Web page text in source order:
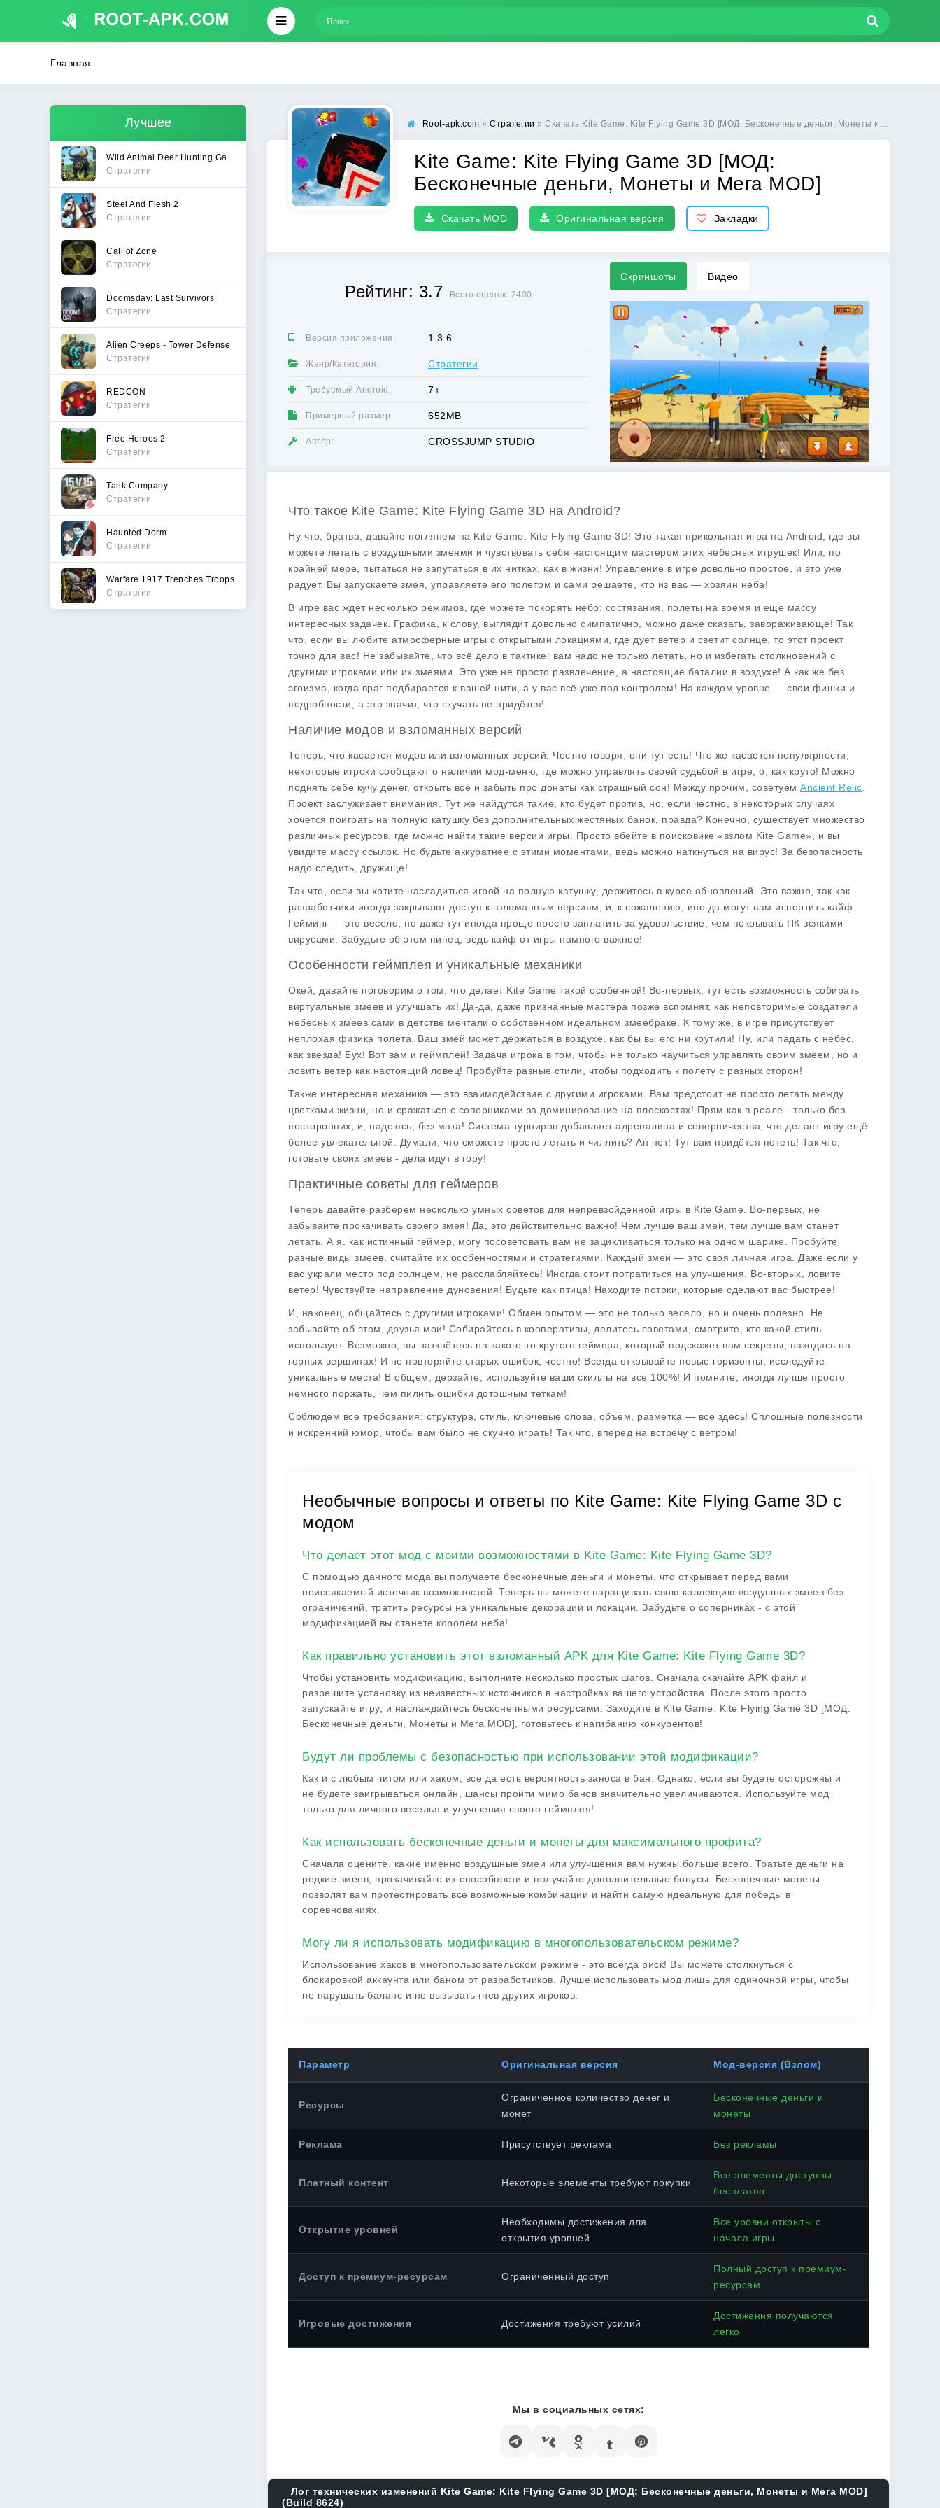
Главная
Лучшее
Стратегии
Steel And Flesh 2
Стратегии
Call of Zone
Стратегии
Doomsday: Last Survivors
Стратегии
Alien Creeps - Tower Defense
Стратегии
REDCON
Стратегии
Free Heroes 2
Стратегии
Tank Company
Стратегии
Haunted Dorm
Стратегии
Warfare 1917 Trenches Troops
Стратегии
Root-apk.com » Стратегии » Скачать Kite Game: Kite Flying Game 3D [МОД: Бесконечные деньги, Монеты и Мега MOD] | Взлом Kite Game: Kite Flying Game 3D на Андроид
Kite Game: Kite Flying Game 3D [МОД:
Бесконечные деньги, Монеты и Мега MOD]
Скачать MOD Оригинальная версия Закладки
Рейтинг: 3.7 Всего оценок: 2400
Версия приложения: 1.3.6
Жанр/Категория: Стратегии
Требуемый Android: 7+
Примерный размер: 652MB
Автор: CROSSJUMP STUDIO
Скриншоты Видео
Что такое Kite Game: Kite Flying Game 3D на Android?
Ну что, братва, давайте поглянем на Kite Game: Kite Flying Game 3D! Это такая прикольная игра на Android, где вы
можете летать с воздушными змеями и чувствовать себя настоящим мастером этих небесных игрушек! Или, по
крайней мере, пытаться не запутаться в их нитках, как в жизни! Управление в игре довольно простое, и это уже
радует. Вы запускаете змея, управляете его полетом и сами решаете, кто из вас — хозяин неба!
В игре вас ждёт несколько режимов, где можете покорять небо: состязания, полеты на время и ещё массу
интересных задачек. Графика, к слову, выглядит довольно симпатично, можно даже сказать, завораживающе! Так
что, если вы любите атмосферные игры с открытыми локациями, где дует ветер и светит солнце, то этот проект
точно для вас! Не забывайте, что всё дело в тактике: вам надо не только летать, но и избегать столкновений с
другими игроками или их змеями. Это уже не просто развлечение, а настоящие баталии в воздухе! А как же без
эгоизма, когда враг подбирается к вашей нити, а у вас всё уже под контролем! На каждом уровне — свои фишки и
подробности, а это значит, что скучать не придётся!
Наличие модов и взломанных версий
Теперь, что касается модов или взломанных версий. Честно говоря, они тут есть! Что же касается популярности,
некоторые игроки сообщают о наличии мод-меню , где можно управлять своей судьбой в игре, о, как круто! Можно
поднять себе кучу денег, открыть всё и забыть про донаты как страшный сон! Между прочим, советуем Ancient Relic
Проект заслуживает внимания. Тут же найдутся такие, кто будет против, но, если честно, в некоторых случаях
хочется поиграть на полную катушку без дополнительных жестяных банок, правда? Конечно, существует множество
различных ресурсов, где можно найти такие версии игры. Просто вбейте в поисковике «взлом Kite Game», и вы
увидите массу ссылок. Но будьте аккуратнее с этими моментами, ведь можно наткнуться на вирус! За безопасность
надо следить, дружище!
Так что, если вы хотите насладиться игрой на полную катушку, держитесь в курсе обновлений. Это важно, так как
разработчики иногда закрывают доступ к взломанным версиям, и, к сожалению, иногда могут вам испортить кайф.
Гейминг — это весело, но даже тут иногда проще просто заплатить за удовольствие, чем покрывать ПК всякими
вирусами. Забудьте об этом пипец, ведь кайф от игры намного важнее!
Особенности геймплея и уникальные механики
Окей, давайте поговорим о том, что делает Kite Game такой особенной! Во-первых, тут есть возможность собирать
виртуальные змеев и улучшать их! Да-да, даже признанные мастера позже вспомнят, как неповторимые создатели
небесных змеев сами в детстве мечтали о собственном идеальном змеебраке. К тому же, в игре присутствует
неплохая физика полета. Ваш змей может держаться в воздухе, как бы вы его ни крутили! Ну, или падать с небес,
как звезда! Бух! Вот вам и геймплей! Задача игрока в том, чтобы не только научиться управлять своим змеем, но и
ловить ветер как настоящий ловец! Пробуйте разные стили, чтобы подходить к полету с разных сторон!
Также интересная механика — это взаимодействие с другими игроками. Вам предстоит не просто летать между
цветками жизни, но и сражаться с соперниками за доминирование на плоскостях! Прям как в реале - только без
посторонних, и, надеюсь, без мата! Система турниров добавляет адреналина и соперничества, что делает игру ещё
более увлекательной. Думали, что сможете просто летать и чиллить? Ан нет! Тут вам придётся потеть! Так что,
готовьте своих змеев - дела идут в гору!
Практичные советы для геймеров
Теперь давайте разберем несколько умных советов для непревзойденной игры в Kite Game . Во-первых, не
забывайте прокачивать своего змея! Да, это действительно важно! Чем лучше ваш змей, тем лучше вам станет
летать. А я, как истинный геймер, могу посоветовать вам не зацикливаться только на одном шарике. Пробуйте
разные виды змеев, считайте их особенностями и стратегиями. Каждый змей — это своя личная игра. Даже если у
вас украли место под солнцем, не расслабляйтесь! Иногда стоит потратиться на улучшения. Во-вторых, ловите
ветер! Чувствуйте направление дуновения! Будьте как птица! Находите потоки, которые сделают вас быстрее!
И, наконец, общайтесь с другими игроками! Обмен опытом — это не только весело, но и очень полезно. Не
забывайте об этом, друзья мои! Собирайтесь в кооперативы, делитесь советами, смотрите, кто какой стиль
использует. Возможно, вы наткнётесь на какого-то крутого геймера, который подскажет вам секреты, находясь на
горных вершинах! И не повторяйте старых ошибок, честно! Всегда открывайте новые горизонты, исследуйте
уникальные места! В общем, дерзайте, используйте ваши скиллы на все 100%! И помните, иногда лучше просто
немного поржать, чем пилить ошибки дотошным теткам!
Соблюдём все требования: структура, стиль, ключевые слова, объем, разметка — всё здесь! Сплошные полезности
и искренний юмор, чтобы вам было не скучно играть! Так что, вперед на встречу с ветром!
Необычные вопросы и ответы по Kite Game: Kite Flying Game 3D с
модом
Что делает этот мод с моими возможностями в Kite Game: Kite Flying Game 3D?
С помощью данного мода вы получаете бесконечные деньги и монеты, что открывает перед вами
неиссякаемый источник возможностей. Теперь вы можете наращивать свою коллекцию воздушных змеев без
ограничений, тратить ресурсы на уникальные декорации и локации. Забудьте о соперниках - с этой
модификацией вы станете королём неба!
Как правильно установить этот взломанный APK для Kite Game: Kite Flying Game 3D?
Чтобы установить модификацию, выполните несколько простых шагов. Сначала скачайте APK файл и
разрешите установку из неизвестных источников в настройках вашего устройства. После этого просто
запускайте игру, и наслаждайтесь бесконечными ресурсами. Заходите в Kite Game: Kite Flying Game 3D [МОД:
Бесконечные деньги, Монеты и Мега MOD], готовьтесь к нагибанию конкурентов!
Будут ли проблемы с безопасностью при использовании этой модификации?
Как и с любым читом или хаком, всегда есть вероятность заноса в бан. Однако, если вы будете осторожны и
не будете заигрываться онлайн, шансы пройти мимо банов значительно увеличиваются. Используйте мод
только для личного веселья и улучшения своего геймплея!
Как использовать бесконечные деньги и монеты для максимального профита?
Сначала оцените, какие именно воздушные змеи или улучшения вам нужны больше всего. Тратьте деньги на
редкие змеев, прокачивайте их способности и получайте дополнительные бонусы. Бесконечные монеты
позволят вам протестировать все возможные комбинации и найти самую идеальную для победы в
соревнованиях.
Могу ли я использовать модификацию в многопользовательском режиме?
Использование хаков в многопользовательском режиме - это всегда риск! Вы можете столкнуться с
блокировкой аккаунта или баном от разработчиков. Лучше использовать мод лишь для одиночной игры, чтобы
не нарушать баланс и не вызывать гнев других игроков.
Параметр Оригинальная версия Мод-версия (Взлом)
Ресурсы
Ограниченное количество денег и
монет
Бесконечные деньги и
монеты
Реклама Присутствует реклама Без рекламы
Платный контент Некоторые элементы требуют покупки
Все элементы доступны
бесплатно
Открытие уровней
Необходимы достижения для
открытия уровней
Все уровни открыты с
начала игры
Доступ к премиум-ресурсам Ограниченный доступ
Полный доступ к премиум-
ресурсам
Игровые достижения Достижения требуют усилий
Достижения получаются
легко
Мы в социальных сетях:
Лог технических изменений Kite Game: Kite Flying Game 3D [МОД: Бесконечные деньги, Монеты и Мега MOD]
(Build 8624)